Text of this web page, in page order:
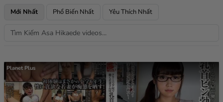
Mới Nhất Phổ Biến Nhất Yêu Thích Nhất
Planet Plus